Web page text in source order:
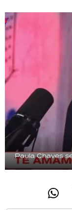
Paula Chaves
RECETAS
PALABRAS
HORÓSCOPO
Seguinos